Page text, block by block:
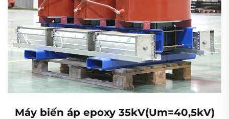
Máy biến áp epoxy 35kV(Um=40,5kV)